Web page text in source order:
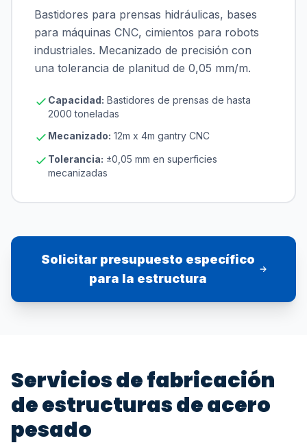
Bastidores para prensas hidráulicas, bases
para máquinas CNC, cimientos para robots
industriales. Mecanizado de precisión con
una tolerancia de planitud de 0,05 mm/m.
Capacidad: Bastidores de prensas de hasta
2000 toneladas
Mecanizado: 12m x 4m gantry CNC
Tolerancia: ±0,05 mm en superficies
mecanizadas
Solicitar presupuesto específico
para la estructura
Servicios de fabricación
de estructuras de acero
pesado